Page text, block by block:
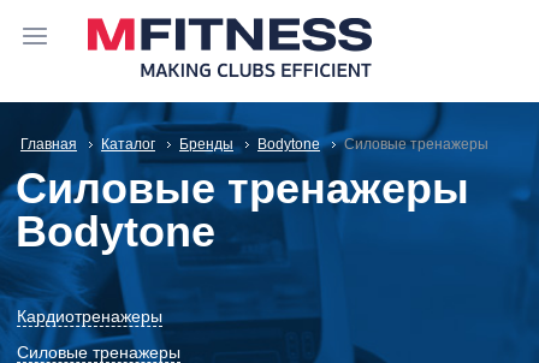
Главная Каталог Бренды Bodytone Силовые тренажеры
Силовые тренажеры
Bodytone
Кардиотренажеры
Силовые тренажеры